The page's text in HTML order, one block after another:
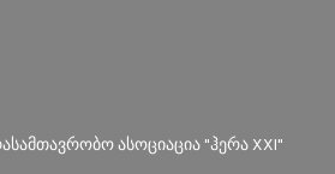
ასოციაცია "ჰერა XXI"